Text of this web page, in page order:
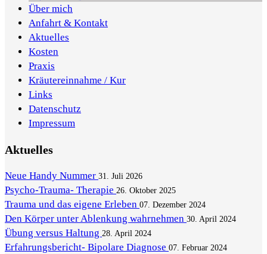
Über mich
Anfahrt & Kontakt
Aktuelles
Kosten
Praxis
Kräutereinnahme / Kur
Links
Datenschutz
Impressum
Aktuelles
Neue Handy Nummer 31. Juli 2026
Psycho-Trauma- Therapie 26. Oktober 2025
Trauma und das eigene Erleben 07. Dezember 2024
Den Körper unter Ablenkung wahrnehmen 30. April 2024
Übung versus Haltung 28. April 2024
Erfahrungsbericht- Bipolare Diagnose 07. Februar 2024